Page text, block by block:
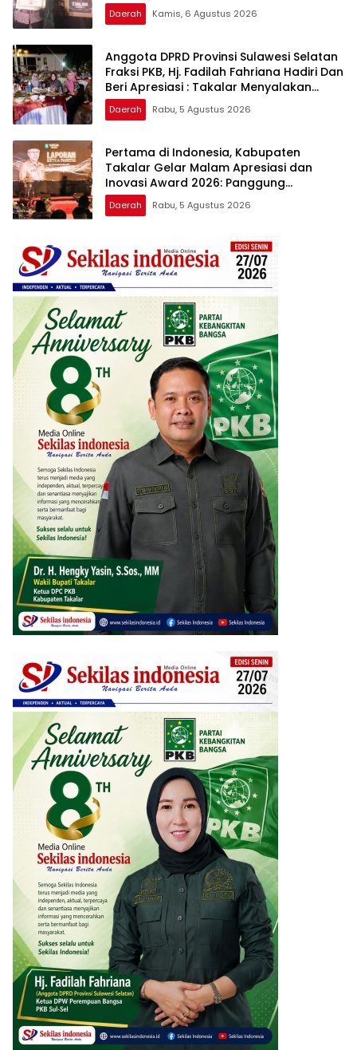
Daerah Kamis, 6 Agustus 2026
Anggota DPRD Provinsi Sulawesi Selatan
Fraksi PKB, Hj. Fadilah Fahriana Hadiri Dan
Beri Apresiasi : Takalar Menyalakan
Lentera Pengabdian Melalui Malam
Apresiasi dan Inovasi Award 2026
Daerah Rabu, 5 Agustus 2026
Pertama di Indonesia, Kabupaten
Takalar Gelar Malam Apresiasi dan
Inovasi Award 2026: Panggung
Penghargaan bagi Pelayan Publik
Berprestasi
Daerah Rabu, 5 Agustus 2026